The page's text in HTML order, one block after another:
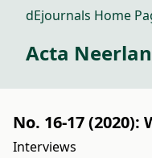
dEjournals Home
Acta
No. 16-17 (2020):
Interviews